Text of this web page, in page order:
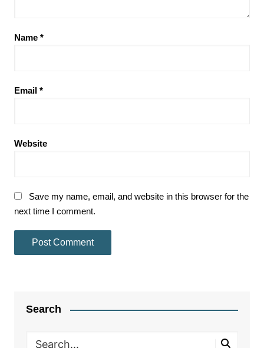
Name *
Email *
Website
Save my name, email, and website in this browser for the
next time I comment.
Search